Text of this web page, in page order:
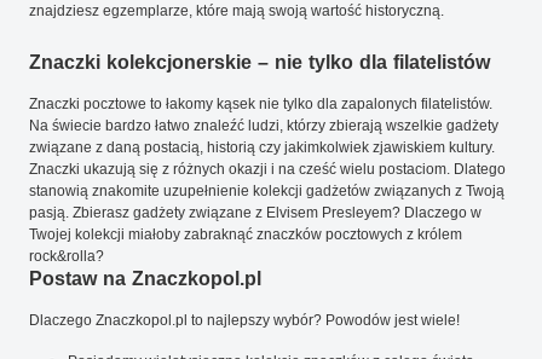
znajdziesz egzemplarze, które mają swoją wartość historyczną.
Znaczki kolekcjonerskie – nie tylko dla filatelistów
Znaczki pocztowe to łakomy kąsek nie tylko dla zapalonych filatelistów.
Na świecie bardzo łatwo znaleźć ludzi, którzy zbierają wszelkie gadżety
związane z daną postacią, historią czy jakimkolwiek zjawiskiem kultury.
Znaczki ukazują się z różnych okazji i na cześć wielu postaciom. Dlatego
stanowią znakomite uzupełnienie kolekcji gadżetów związanych z Twoją
pasją. Zbierasz gadżety związane z Elvisem Presleyem? Dlaczego w
Twojej kolekcji miałoby zabraknąć znaczków pocztowych z królem
rock&rolla?
Postaw na Znaczkopol.pl
Dlaczego Znaczkopol.pl to najlepszy wybór? Powodów jest wiele!